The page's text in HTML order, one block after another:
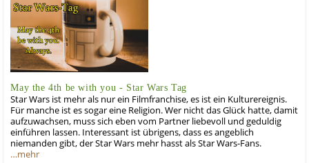
May the 4th be with you - Star Wars Tag
Star Wars ist mehr als nur ein Filmfranchise, es ist ein Kulturereignis.
Für manche ist es sogar eine Religion. Wer nicht das Glück hatte, damit
aufzuwachsen, muss sich eben vom Partner liebevoll und geduldig
einführen lassen. Interessant ist übrigens, dass es angeblich
niemanden gibt, der Star Wars mehr hasst als Star Wars-Fans.
…mehr